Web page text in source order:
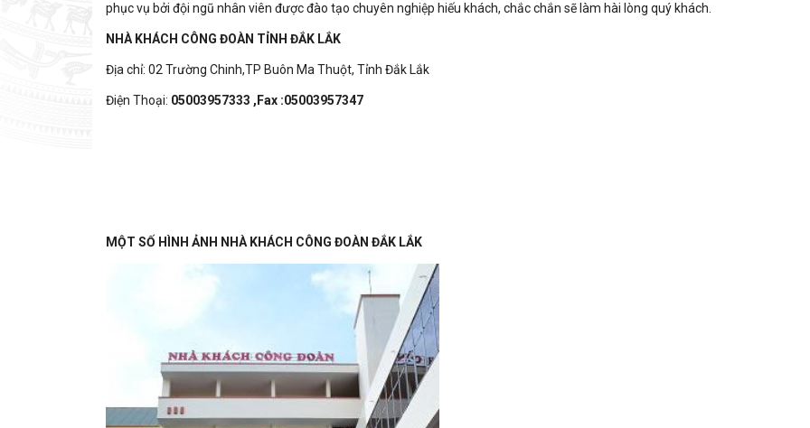
phục vụ bởi đội ngũ nhân viên được đào tạo chuyên nghiệp hiếu khách, chắc chắn sẽ làm hài lòng quý khách.
NHÀ KHÁCH CÔNG ĐOÀN TỈNH ĐẮK LẮK
Địa chỉ: 02 Trường Chinh,TP Buôn Ma Thuột, Tỉnh Đắk Lắk
Điện Thoại: 05003957333 ,Fax :05003957347
MỘT SỐ HÌNH ẢNH NHÀ KHÁCH CÔNG ĐOÀN ĐẮK LẮK